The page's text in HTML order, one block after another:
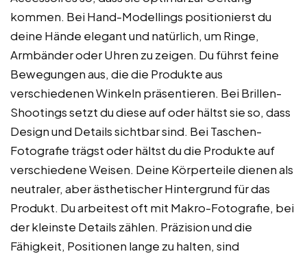
kommen. Bei Hand-Modellings positionierst du
deine Hände elegant und natürlich, um Ringe,
Armbänder oder Uhren zu zeigen. Du führst feine
Bewegungen aus, die die Produkte aus
verschiedenen Winkeln präsentieren. Bei Brillen-
Shootings setzt du diese auf oder hältst sie so, dass
Design und Details sichtbar sind. Bei Taschen-
Fotografie trägst oder hältst du die Produkte auf
verschiedene Weisen. Deine Körperteile dienen als
neutraler, aber ästhetischer Hintergrund für das
Produkt. Du arbeitest oft mit Makro-Fotografie, bei
der kleinste Details zählen. Präzision und die
Fähigkeit, Positionen lange zu halten, sind